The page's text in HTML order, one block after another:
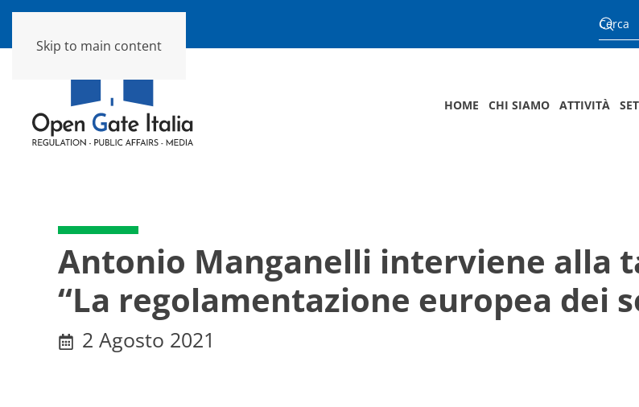
Skip to main content
HOME CHI SIAMO ATTIVITÀ
Antonio Manganelli interviene alla
“La regolamentazione europea dei
2 Agosto 2021